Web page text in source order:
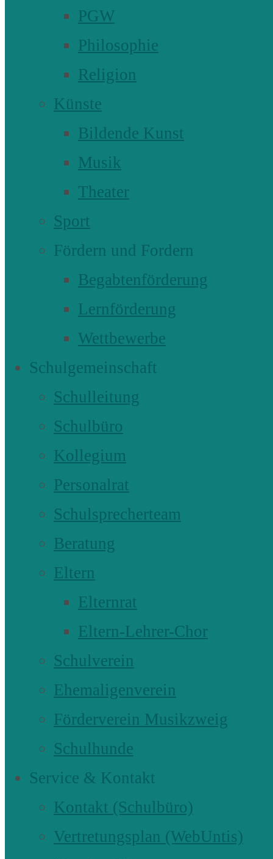
PGW
Philosophie
Religion
Künste
Bildende Kunst
Musik
Theater
Sport
Fördern und Fordern
Begabtenförderung
Lernförderung
Wettbewerbe
Schulgemeinschaft
Schulleitung
Schulbüro
Kollegium
Personalrat
Schulsprecherteam
Beratung
Eltern
Elternrat
Eltern-Lehrer-Chor
Schulverein
Ehemaligenverein
Förderverein Musikzweig
Schulhunde
Service & Kontakt
Kontakt (Schulbüro)
Vertretungsplan (WebUntis)